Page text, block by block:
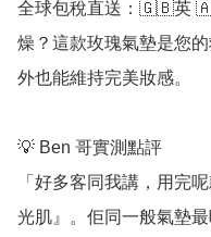
全球包稅直送：🇬🇧英
燥？這款玫瑰氣墊是您
外也能維持完美妝感。
💡 Ben 哥實測點評
「好多客同我講，用完
光肌』。佢同一般氣墊